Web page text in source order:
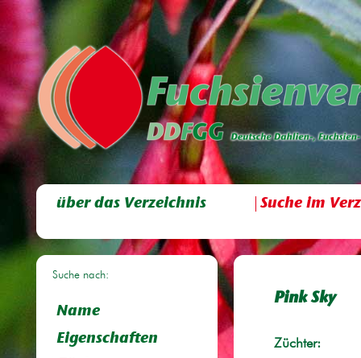
über das Verzeichnis Suche im
Suche nach:
Name
Eigenschaften
Pink Sky
Züchter: